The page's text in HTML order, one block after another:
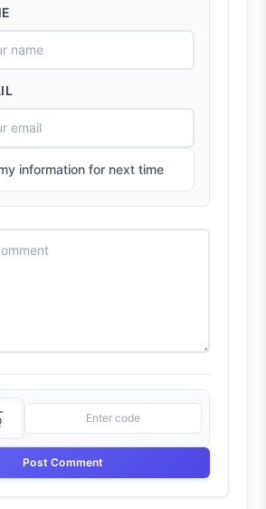
information for next time
Post Comment